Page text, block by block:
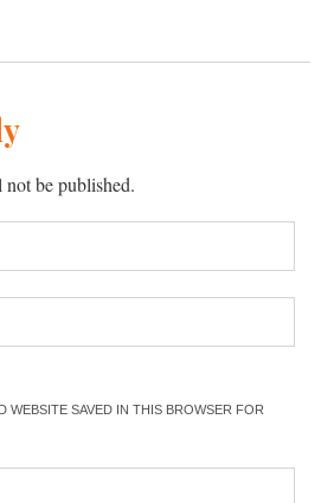
be published.
WEBSITE SAVED IN THIS BROWSER FOR